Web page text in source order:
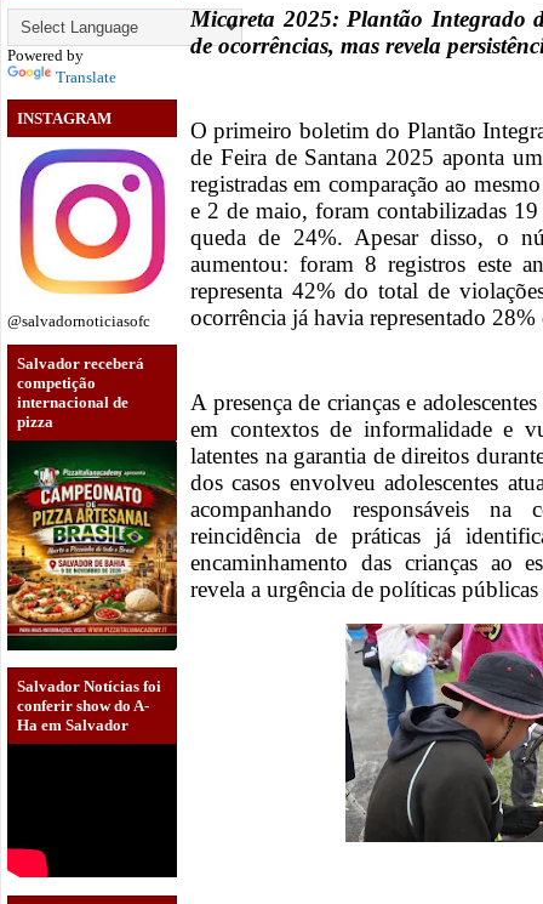
Powered by
Translate
INSTAGRAM
@salvadornoticiasofc
Salvador receberá
competição
internacional de
pizza
Salvador Notícias foi
conferir show do A-
Ha em Salvador
Micareta 2025: Plantão Integrado
de ocorrências, mas revela
O primeiro boletim do Plantão
de Feira de Santana 2025 aponta
registradas em comparação ao
e 2 de maio, foram contabilizadas
queda de 24%. Apesar disso, o
aumentou: foram 8 registros este
representa 42% do total de
ocorrência já havia representado
A presença de crianças e
em contextos de informalidade e
latentes na garantia de direitos
dos casos envolveu adolescentes
acompanhando responsáveis
reincidência de práticas já
encaminhamento das crianças ao
revela a urgência de políticas